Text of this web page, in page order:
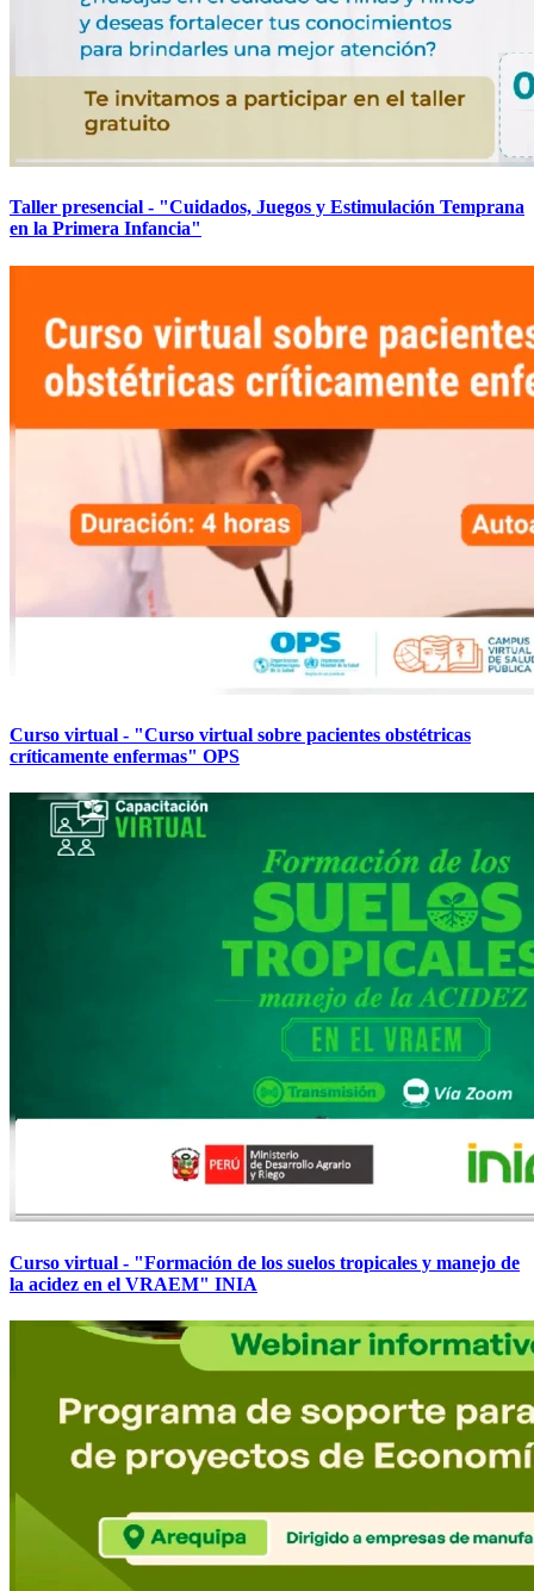
Taller presencial - "Cuidados, Juegos y Estimulación Temprana
en la Primera Infancia"
Curso virtual - "Curso virtual sobre pacientes obstétricas
críticamente enfermas" OPS
Curso virtual - "Formación de los suelos tropicales y manejo de
la acidez en el VRAEM" INIA